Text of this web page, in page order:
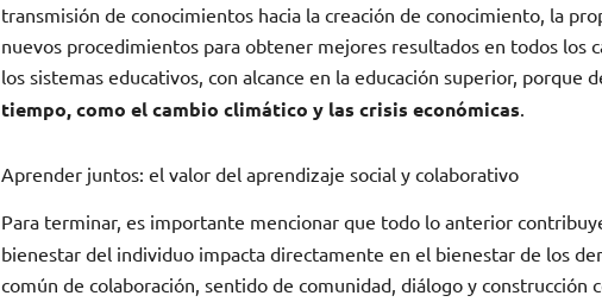
transmisión de conocimientos hacia la creación de conocimiento, la
nuevos procedimientos para obtener mejores resultados en todos los
los sistemas educativos, con alcance en la educación superior, porque
tiempo, como el cambio climático y las crisis económicas
Aprender juntos: el valor del aprendizaje social y colaborativo
Para terminar, es importante mencionar que todo lo anterior
bienestar del individuo impacta directamente en el bienestar de los
común de colaboración, sentido de comunidad, diálogo y construcción